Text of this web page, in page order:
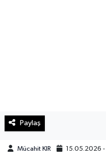
Paylaş
Mücahit KIR 15.05.2026 -
SürManşet